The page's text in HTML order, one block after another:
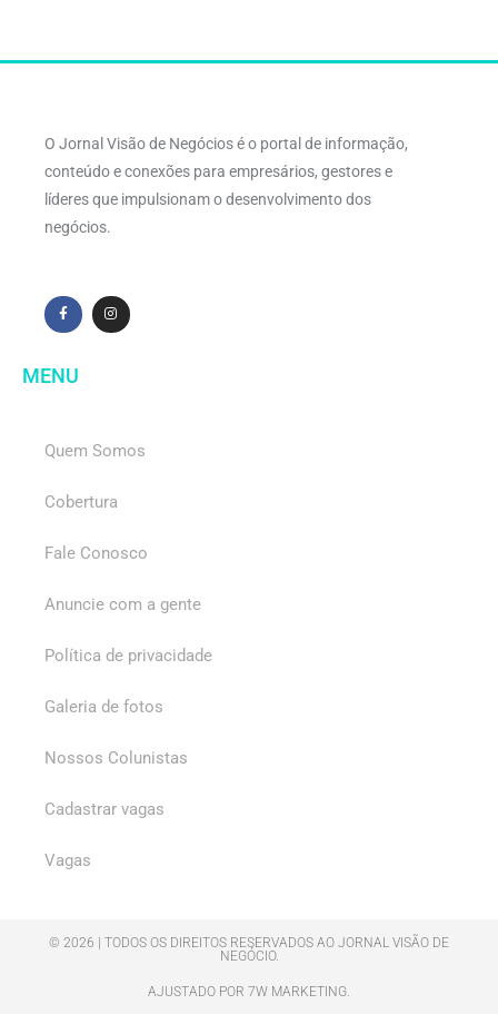
O Jornal Visão de Negócios é o portal de informação,
conteúdo e conexões para empresários, gestores e
líderes que impulsionam o desenvolvimento dos
negócios.
MENU
Quem Somos
Cobertura
Fale Conosco
Anuncie com a gente
Política de privacidade
Galeria de fotos
Nossos Colunistas
Cadastrar vagas
Vagas
© 2026 | TODOS OS DIREITOS RESERVADOS AO JORNAL VISÃO DE
NEGÓCIO.
AJUSTADO POR 7W MARKETING.